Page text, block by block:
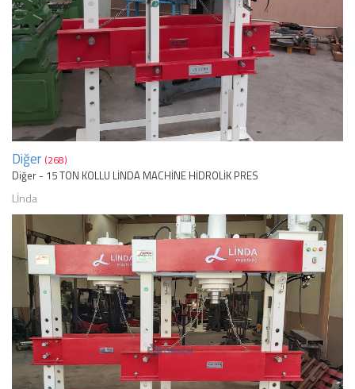
Diğer (268)
Diğer - 15 TON KOLLU LİNDA MACHİNE HİDROLİK PRES
Lİnda